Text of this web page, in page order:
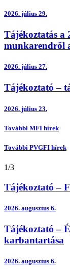
2026. július 29.
Tájékoztatás a
munkarendről
2026. július 27.
Tájékoztató –
2026. július 23.
További MFI hírek
További PVGFI hírek
1/3
Tájékoztató –
2026. augusztus 6.
Tájékoztató –
karbantartása
2026. augusztus 6.